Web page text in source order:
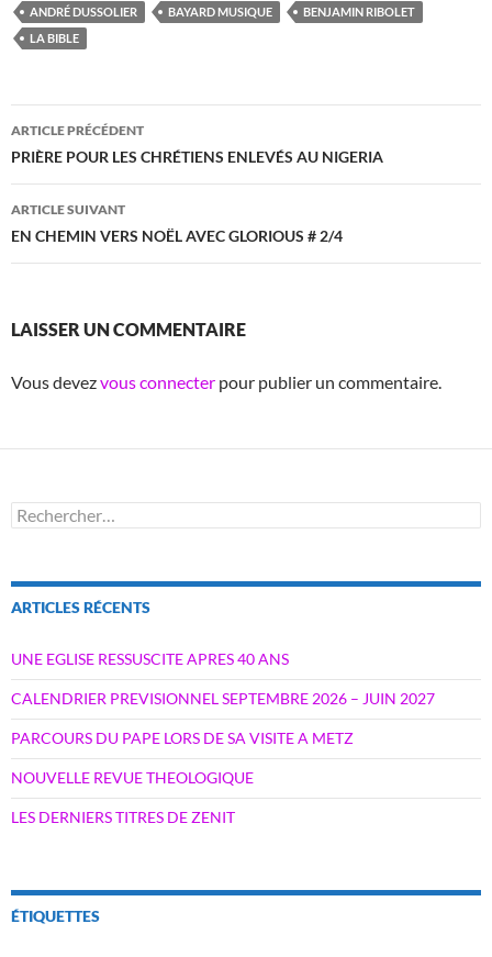
ANDRÉ DUSSOLIER BAYARD MUSIQUE
BENJAMIN RIBOLET
LA BIBLE
Navigation
des
articles
ARTICLE PRÉCÉDENT
PRIÈRE POUR LES CHRÉTIENS ENLEVÉS AU NIGERIA
ARTICLE SUIVANT
EN CHEMIN VERS NOËL AVEC GLORIOUS # 2/4
LAISSER UN COMMENTAIRE
Vous devezvous connecter pour publier un commentaire.
Rechercher :
ARTICLES RÉCENTS
UNE EGLISE RESSUSCITE APRES 40 ANS
CALENDRIER PREVISIONNEL SEPTEMBRE 2026 – JUIN 2027
PARCOURS DU PAPE LORS DE SA VISITE A METZ
NOUVELLE REVUE THEOLOGIQUE
LES DERNIERS TITRES DE ZENIT
ÉTIQUETTES